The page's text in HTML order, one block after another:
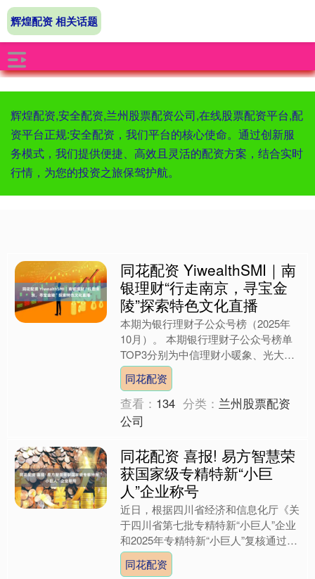
辉煌配资,安全配资,兰州股票配资公司,在线股票配资平台,配
资平台正规:安全配资，我们平台的核心使命。通过创新服
务模式，我们提供便捷、高效且灵活的配资方案，结合实时
行情，为您的投资之旅保驾护航。
辉煌配资 相关话题
同花配资 YiwealthSMI｜南
银理财“行走南京，寻宝金
陵”探索特色文化直播
本期为银行理财子公众号榜（2025年
10月）。 本期银行理财子公众号榜单
TOP3分别为中信理财小暖象、光大理
财、平安理财。 在本期公众号高阅读
量榜单中，内容覆盖....
同花配资
查看： 134 分类： 兰州股票配资
公司
同花配资 喜报! 易方智慧荣
获国家级专精特新“小巨
人”企业称号
近日，根据四川省经济和信息化厅《关
于四川省第七批专精特新“小巨人”企业
和2025年专精特新“小巨人”复核通过企
业名单的公示》（2025年第57号）同
花配资，四川....
同花配资